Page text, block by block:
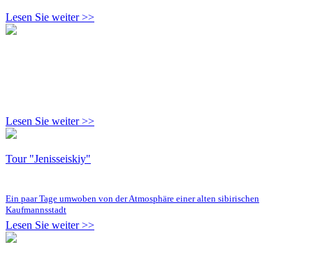
Lesen Sie weiter >>
Lesen Sie weiter >>
Tour "Jenisseiskiy"
Ein paar Tage umwoben von der Atmosphäre einer alten sibirischen
Kaufmannsstadt
Lesen Sie weiter >>